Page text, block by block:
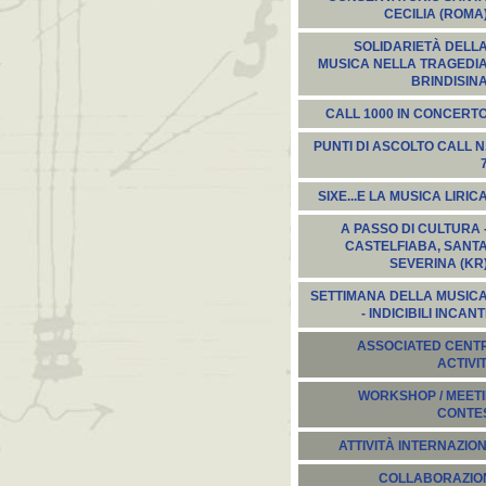
CECILIA
SOLIDARIETÀ DELLA
MUSICA NELLA TRAGEDIA
BRINDISINA
CALL 1000 IN
PUNTI DI ASCOLTO CALL
7
SIXE...E LA MUSICA LIRICA
A PASSO DI CULTURA
CASTELFIABA, SANTA
SEVERINA
SETTIMANA DELLA MUSICA
- INDICIBILI INCANTI
ASSOCIATED
WORKSHOP /
ATTIVITÀ